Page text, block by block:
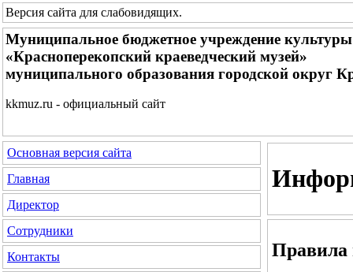
Версия сайта для слабовидящих.
Муниципальное бюджетное учреждение культуры
«Красноперекопский краеведческий музей»
муниципального образования городской округ
kkmuz.ru - официальный сайт
Основная версия сайта
Главная
Директор
Сотрудники
Контакты
Правила